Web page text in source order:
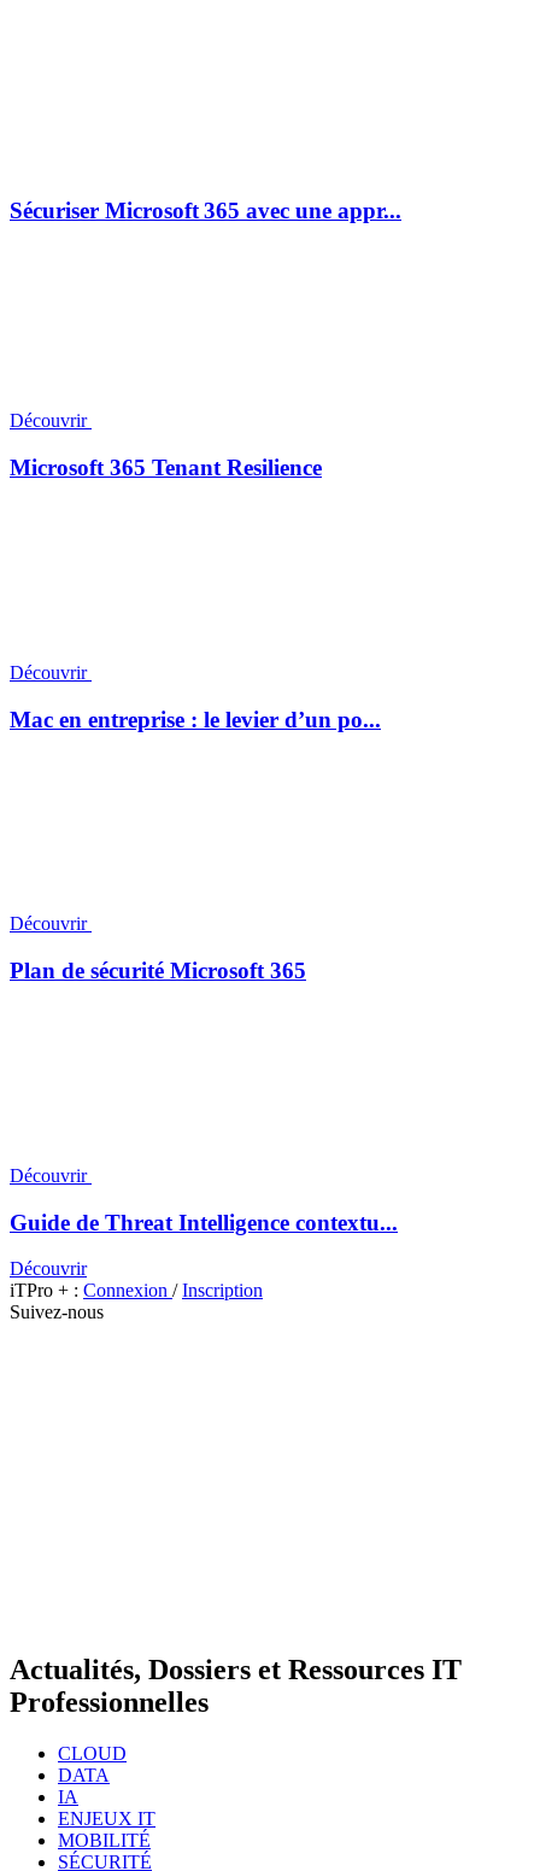
Sécuriser Microsoft 365 avec une appr...
Découvrir
Microsoft 365 Tenant Resilience
Découvrir
Mac en entreprise : le levier d’un po...
Découvrir
Plan de sécurité Microsoft 365
Découvrir
Guide de Threat Intelligence contextu...
Découvrir
iTPro + : Connexion /Inscription
Suivez-nous
Actualités, Dossiers et Ressources IT
Professionnelles
CLOUD
DATA
IA
ENJEUX IT
MOBILITÉ
SÉCURITÉ